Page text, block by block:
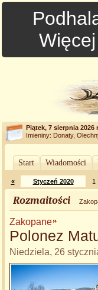
Piątek, 7 sierpnia 2026
Imieniny: Donaty,
Start Wiadomości
« Styczeń 2020 1
Rozmaitości
Zakopane
Polonez
Niedziela, 26